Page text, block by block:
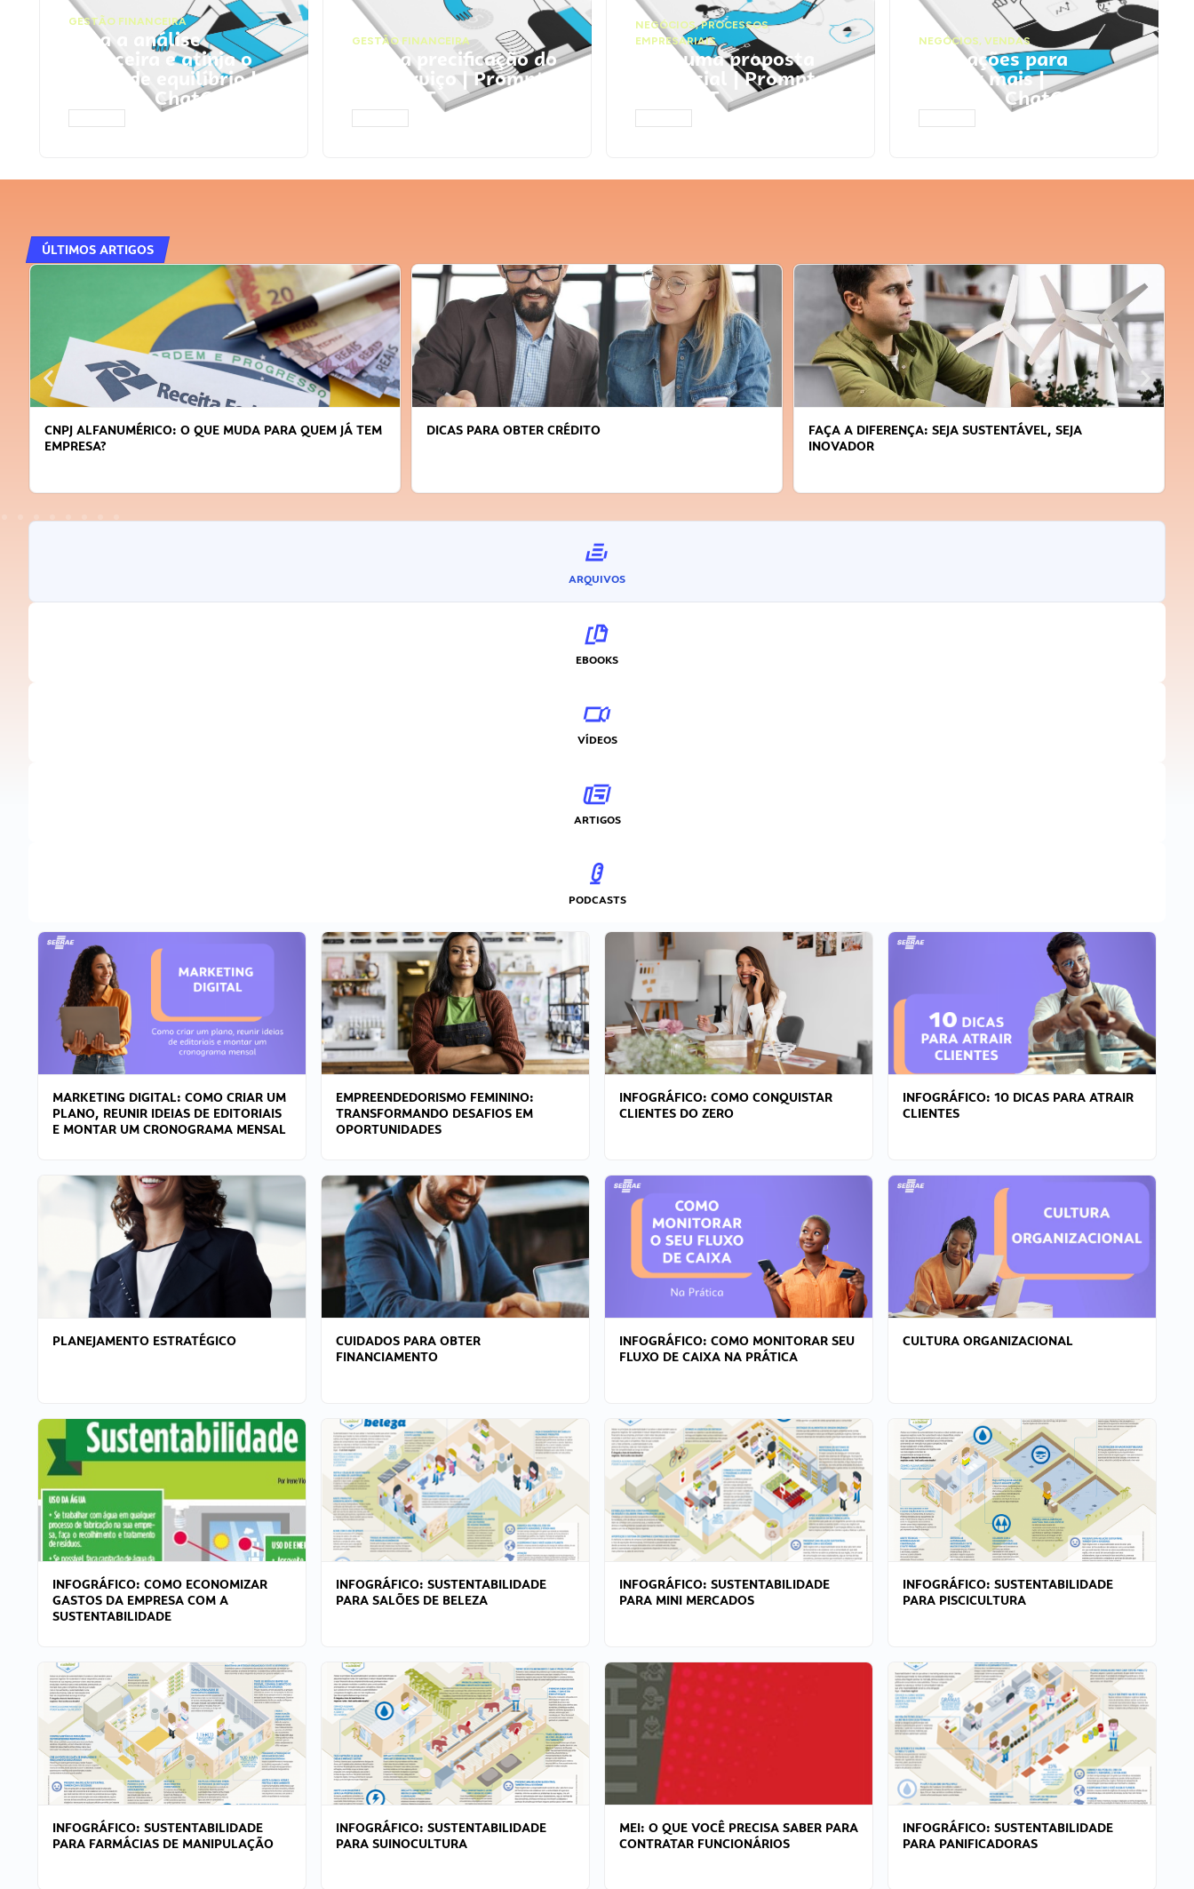
GESTÃO FINANCEIRA
Faça a análise
financeira e atinja o
ponto de equilíbrio |
Prompts ChatGPT
GESTÃO FINANCEIRA
Faça a precificação do
seu serviço | Prompts
ChatGPT
NEGÓCIOS,PROCESSOS
EMPRESARIAIS
Faça uma proposta
comercial | Prompts
ChatGPT
NEGÓCIOS, VENDAS
Faça ações para
vender mais |
Prompts ChatGPT
ÚLTIMOS ARTIGOS
CNPJ ALFANUMÉRICO: O QUE MUDA PARA QUEM JÁ TEM
EMPRESA?
DICAS PARA OBTER CRÉDITO
FAÇA A DIFERENÇA: SEJA SUSTENTÁVEL, SEJA
INOVADOR
ARQUIVOS
EBOOKS
VÍDEOS
ARTIGOS
PODCASTS
MARKETING DIGITAL: COMO CRIAR UM
PLANO, REUNIR IDEIAS DE EDITORIAIS
E MONTAR UM CRONOGRAMA MENSAL
EMPREENDEDORISMO FEMININO:
TRANSFORMANDO DESAFIOS EM
OPORTUNIDADES
INFOGRÁFICO: COMO CONQUISTAR
CLIENTES DO ZERO
INFOGRÁFICO: 10 DICAS PARA ATRAIR
CLIENTES
PLANEJAMENTO ESTRATÉGICO
CUIDADOS PARA OBTER
FINANCIAMENTO
INFOGRÁFICO: COMO MONITORAR SEU
FLUXO DE CAIXA NA PRÁTICA
CULTURA ORGANIZACIONAL
INFOGRÁFICO: COMO ECONOMIZAR
GASTOS DA EMPRESA COM A
SUSTENTABILIDADE
INFOGRÁFICO: SUSTENTABILIDADE
PARA SALÕES DE BELEZA
INFOGRÁFICO: SUSTENTABILIDADE
PARA MINI MERCADOS
INFOGRÁFICO: SUSTENTABILIDADE
PARA PISCICULTURA
INFOGRÁFICO: SUSTENTABILIDADE
PARA FARMÁCIAS DE MANIPULAÇÃO
INFOGRÁFICO: SUSTENTABILIDADE
PARA SUINOCULTURA
MEI: O QUE VOCÊ PRECISA SABER PARA
CONTRATAR FUNCIONÁRIOS
INFOGRÁFICO: SUSTENTABILIDADE
PARA PANIFICADORAS